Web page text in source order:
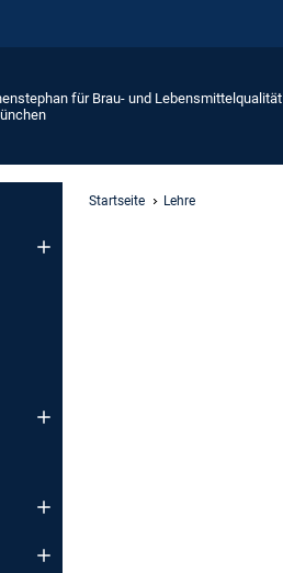
für Brau- und Lebensmittelqualität
Startseite Lehre